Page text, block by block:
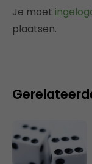
Je moet
plaatsen.